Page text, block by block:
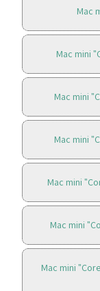
Mac
Mac mini
Mac mini
Mac mini
Mac mini
Mac mini
Mac mini